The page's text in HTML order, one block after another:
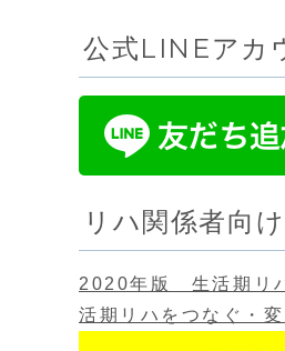
公式LINEアカ
リハ関係者向
2020年版 生活期リ
活期リハをつなぐ・変